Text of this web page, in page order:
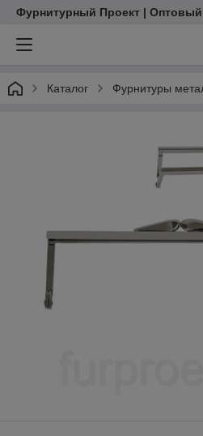
Фурнитурный Проект |
Каталог Фурнитуры